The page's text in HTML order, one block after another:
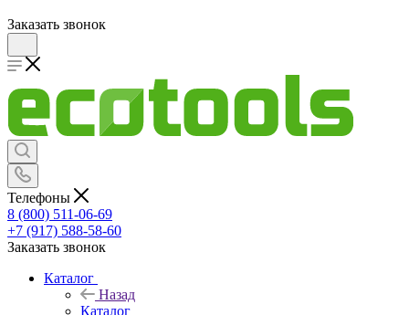
Заказать звонок
Телефоны
8 (800) 511-06-69
+7 (917) 588-58-60
Заказать звонок
Каталог
Назад
Каталог